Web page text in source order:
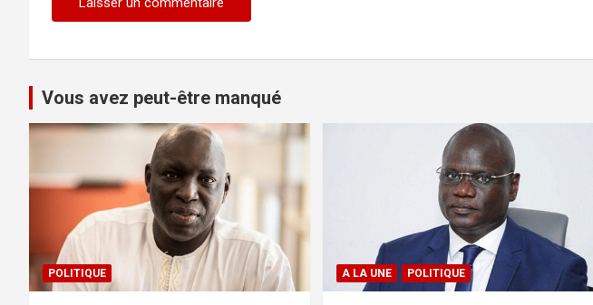
Vous avez peut-être manqué
POLITIQUE A LA UNE POLITIQUE